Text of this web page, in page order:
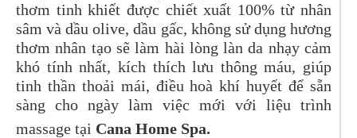
thơm tinh khiết được chiết xuất 100% từ nhân
sâm và dầu olive, dầu gấc, không sử dụng hương
thơm nhân tạo sẽ làm hài lòng làn da nhạy cảm
khó tính nhất, kích thích lưu thông máu, giúp
tinh thần thoải mái, điều hoà khí huyết để sẵn
sàng cho ngày làm việc mới với liệu trình
massage tại Cana Home Spa.